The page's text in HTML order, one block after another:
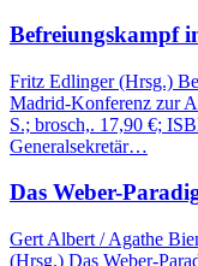
Befreiungskampf
Fritz Edlinger (Hrsg.)
Madrid-Konferenz zur
S.; brosch,. 17,90 €;
Generalsekretär…
Das Weber-
Gert Albert / Agathe
(Hrsg.) Das Weber-